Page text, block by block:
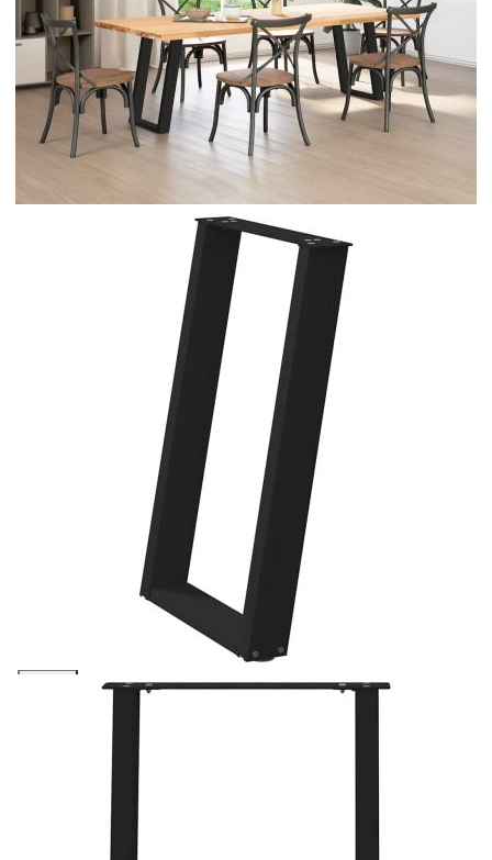
В наличност: 57 бр.
Време за доставка: 5 до 9 дни
Безплатна доставка до адрес при плащане по банков път
Черен
Прахово боядисана стомана
8721158314482
60 x (72-73) см (Ш x В)
600 x 80 x 4 мм (Д x Ш x В)
Препоръчителна употреба:
трапезарна маса, бюро
80 x 20 x 1,5 мм (Д x Ш x В)
Размери на тръбата (2):
80 x 40 x 1 мм (Д x Ш x В)
Купи на изплащане
Крака за трапезна маса, U-образни, 2 бр., черни, 60 x
(72-73) см, стомана
Please select credit institution
Цена на продукта:
€69.00
Extraction of information from credit institutions
Предоставената таблица е с информационна цел.
Добавете продукта в количката си с бутона "Добави в
количката" и при поръчка ще можете да изберете броя
Acest tabel are caracter informativ. Adăugați produsul în
coșul de cumpărături unde veți putea selecta detaliile
cererii de creditare.
Предоставената таблица е с информационна цел.
Добавете продукта в количката си с бутона "Добави в
количката" и при поръчка ще можете да изберете броя
вноски на кредита.